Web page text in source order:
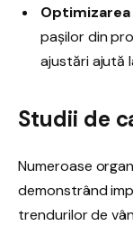
Optimizarea
pașilor din
ajustări ajută
Studii de
Numeroase
demonstrând
trendurilor de